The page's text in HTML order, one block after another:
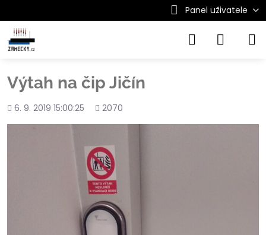
Panel uživatele
Výtah na čip Jičín
Přidáno
6. 9. 2019 15:00:25
Počet
2070